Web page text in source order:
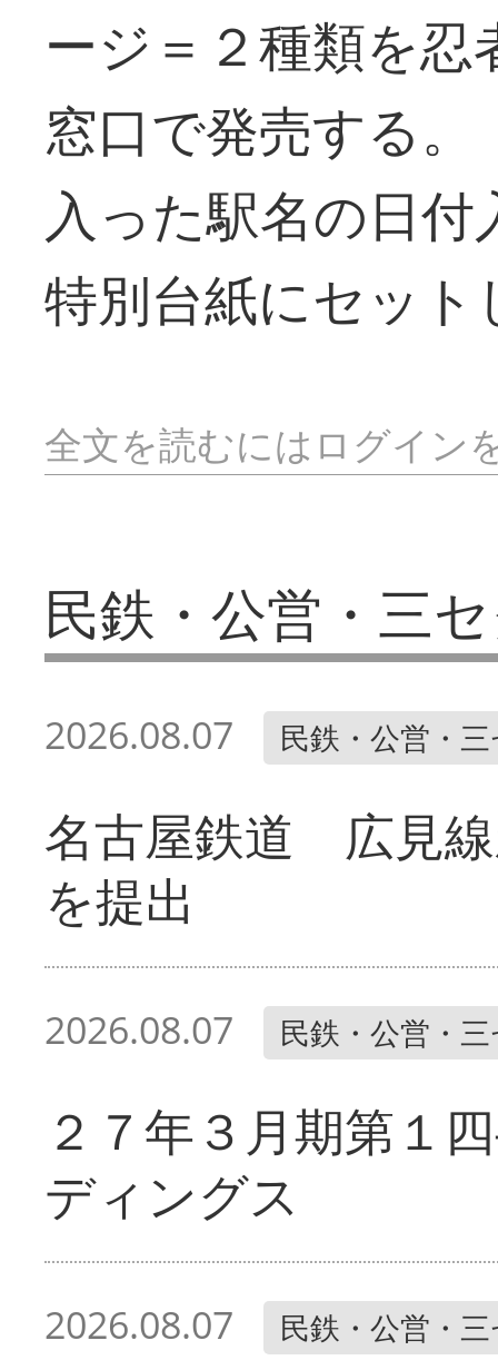
ージ＝２種類を
窓口で発売する
入った駅名の日
特別台紙にセット
全文を読むにはログイン
民鉄・公営・三
2026.08.07 民鉄・公営・
名古屋鉄道 広見
を提出
2026.08.07 民鉄・公営・
２７年３月期第１
ディングス
2026.08.07 民鉄・公営・